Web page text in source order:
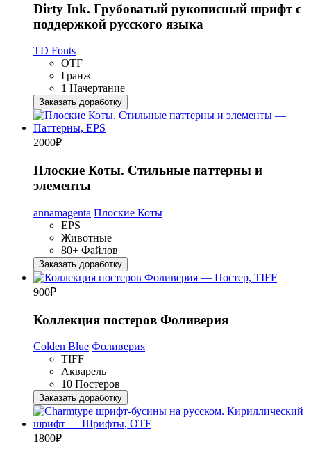
Dirty Ink. Грубоватый рукописный шрифт с
поддержкой русского языка
TD Fonts
OTF
Гранж
1 Начертание
Заказать доработку
2000₽
Плоские Коты. Стильные паттерны и
элементы
annamagenta Плоские Коты
EPS
Животные
80+ Файлов
Заказать доработку
900₽
Коллекция постеров Фоливерия
Colden Blue Фоливерия
TIFF
Акварель
10 Постеров
Заказать доработку
1800₽